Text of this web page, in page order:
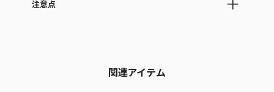
注意点
関連アイテム